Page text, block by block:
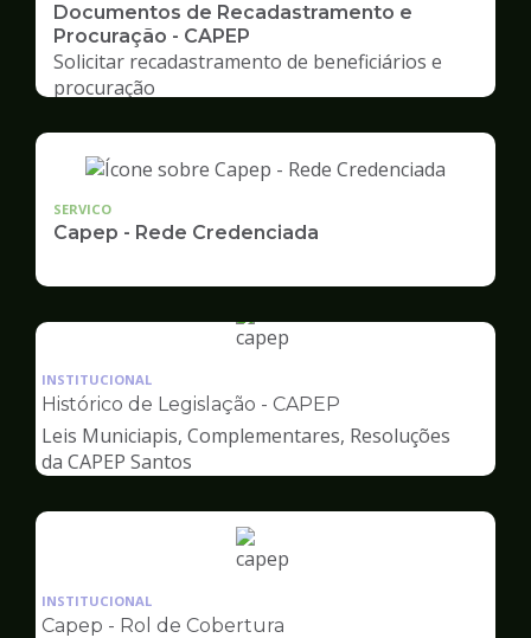
Documentos de Recadastramento e
Procuração - CAPEP
Solicitar recadastramento de beneficiários e
procuração
SERVICO
Capep - Rede Credenciada
Ilustração
pagina
Capep
INSTITUCIONAL
Histórico de Legislação - CAPEP
Leis Municiapis, Complementares, Resoluções
da CAPEP Santos
Ilustração
pagina
INSTITUCIONAL
Capep - Rol de Cobertura